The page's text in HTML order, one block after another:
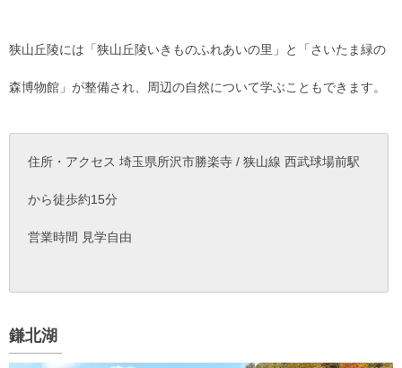
狭山丘陵には「狭山丘陵いきものふれあいの里」と「さいたま緑の
森博物館」が整備され、周辺の自然について学ぶこともできます。
住所・アクセス 埼玉県所沢市勝楽寺 / 狭山線 西武球場前駅
から徒歩約15分
営業時間 見学自由
鎌北湖